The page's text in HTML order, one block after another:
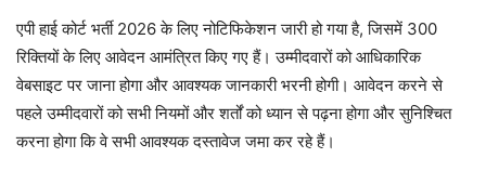
एपी हाई कोर्ट भर्ती 2026 के लिए नोटिफिकेशन जारी हो गया है, जिसमें 300
रिक्तियों के लिए आवेदन आमंत्रित किए गए हैं। उम्मीदवारों को आधिकारिक
वेबसाइट पर जाना होगा और आवश्यक जानकारी भरनी होगी। आवेदन करने से
पहले उम्मीदवारों को सभी नियमों और शर्तों को ध्यान से पढ़ना होगा और सुनिश्चित
करना होगा कि वे सभी आवश्यक दस्तावेज जमा कर रहे हैं।